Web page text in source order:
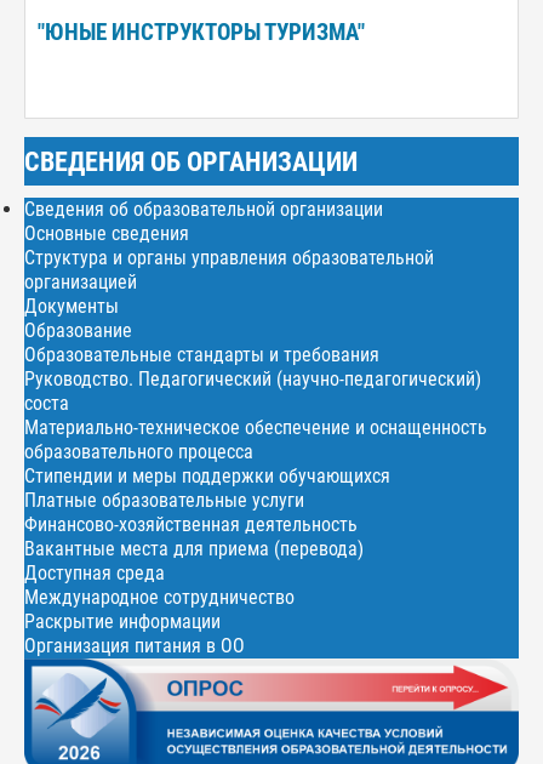
"ЮНЫЕ ИНСТРУКТОРЫ ТУРИЗМА"
СВЕДЕНИЯ ОБ ОРГАНИЗАЦИИ
Сведения об образовательной организации
Основные сведения
Структура и органы управления образовательной
организацией
Документы
Образование
Образовательные стандарты и требования
Руководство. Педагогический (научно-педагогический)
соста
Материально-техническое обеспечение и оснащенность
образовательного процесса
Стипендии и меры поддержки обучающихся
Платные образовательные услуги
Финансово-хозяйственная деятельность
Вакантные места для приема (перевода)
Доступная среда
Международное сотрудничество
Раскрытие информации
Организация питания в ОО